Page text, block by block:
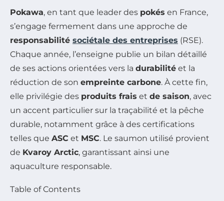
Pokawa, en tant que leader des pokés en France,
s’engage fermement dans une approche de
responsabilité sociétale des entreprises (RSE).
Chaque année, l’enseigne publie un bilan détaillé
de ses actions orientées vers la durabilité et la
réduction de son empreinte carbone. À cette fin,
elle privilégie des produits frais et de saison, avec
un accent particulier sur la traçabilité et la pêche
durable, notamment grâce à des certifications
telles que ASC et MSC. Le saumon utilisé provient
de Kvaroy Arctic, garantissant ainsi une
aquaculture responsable.
Table of Contents